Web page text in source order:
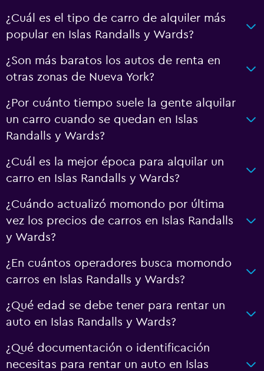
¿Cuál es el tipo de carro de alquiler más
popular en Islas Randalls y Wards?
¿Son más baratos los autos de renta en
otras zonas de Nueva York?
¿Por cuánto tiempo suele la gente alquilar
un carro cuando se quedan en Islas
Randalls y Wards?
¿Cuál es la mejor época para alquilar un
carro en Islas Randalls y Wards?
¿Cuándo actualizó momondo por última
vez los precios de carros en Islas Randalls
y Wards?
¿En cuántos operadores busca momondo
carros en Islas Randalls y Wards?
¿Qué edad se debe tener para rentar un
auto en Islas Randalls y Wards?
¿Qué documentación o identificación
necesitas para rentar un auto en Islas